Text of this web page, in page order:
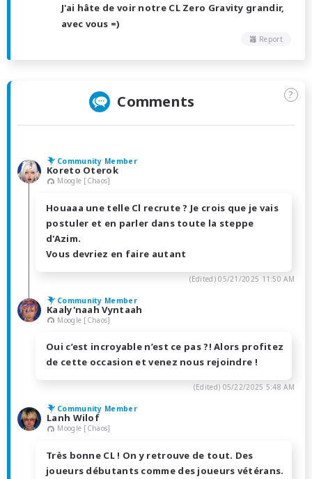
J'ai hâte de voir notre CL Zero Gravity grandir,
avec vous =)
Report
Comments ?
Community Member
Koreto Oterok
Moogle [Chaos]
Houaaa une telle Cl recrute ? Je crois que je vais
postuler et en parler dans toute la steppe
d'Azim.
Vous devriez en faire autant
(Edited)05/21/2025 11:50 AM
Community Member
Kaaly'naah Vyntaah
Moogle [Chaos]
Oui c’est incroyable n’est ce pas ?! Alors profitez
de cette occasion et venez nous rejoindre !
(Edited) 05/22/2025 5:48 AM
Community Member
Lanh Wilof
Moogle [Chaos]
Très bonne CL ! On y retrouve de tout. Des
joueurs débutants comme des joueurs vétérans.